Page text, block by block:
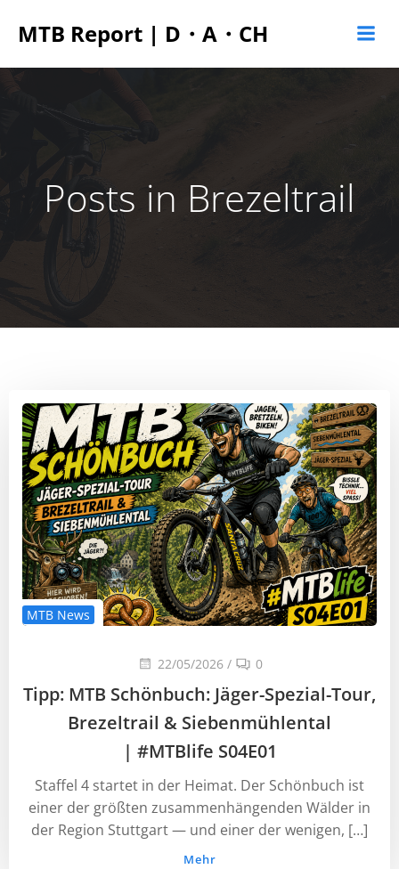
Inhalt
MTB Report | D・A・CH
Posts in Brezeltrail
MTB News
22/05/2026 / 0
Tipp: MTB Schönbuch: Jäger-Spezial-Tour,
Brezeltrail & Siebenmühlental
| #MTBlife S04E01
Staffel 4 startet in der Heimat. Der Schönbuch ist
einer der größten zusammenhängenden Wälder in
der Region Stuttgart — und einer der wenigen, […]
Mehr